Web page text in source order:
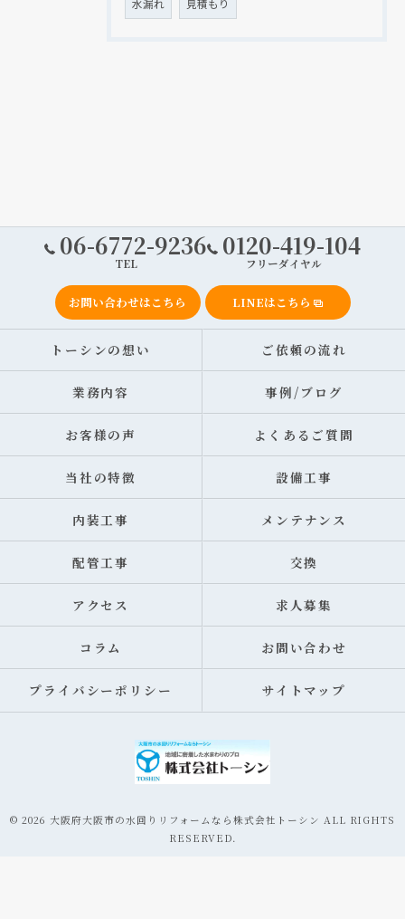
水漏れ 見積もり
06-6772-9236
TEL
0120-419-104
フリーダイヤル
お問い合わせはこちら LINEはこちら
トーシンの想い ご依頼の流れ
業務内容 事例/ブログ
お客様の声 よくあるご質問
当社の特徴 設備工事
内装工事 メンテナンス
配管工事 交換
アクセス 求人募集
コラム お問い合わせ
プライバシーポリシー サイトマップ
© 2026 大阪府大阪市の水回りリフォームなら株式会社トーシン ALL RIGHTS
RESERVED.